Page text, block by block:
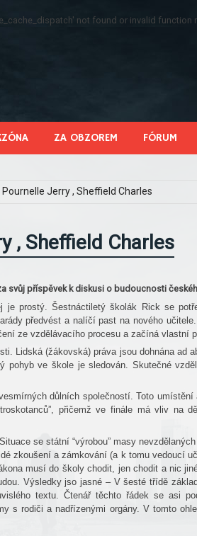
not found or invalid function
ZA OBZOREM FÓRUM
Jerry , Sheffield Charles
, Sheffield Charles
svůj příspěvek k diskusi o budoucnosti
je prostý. Šestnáctiletý školák Rick se
předvést a nalíčí past na nového učitele.
ze vzdělávacího procesu a začíná vlastní
Lidská (žákovská) práva jsou dohnána ad
pohyb ve škole je sledován. Skutečné
důlních společností. Toto umístění
přičemž ve finále má vliv na
se státní “výrobou” masy
zkoušení a zámkování (a k tomu vedoucí
musí do školy chodit, jen chodit a nic
Výsledky jso jasné – V šesté třídě
textu. Čtenář těchto řádek se asi
s rodiči a nadřízenými orgány. V tomto